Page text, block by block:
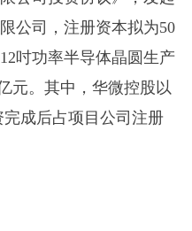
公司，注册资本拟为50
吋功率半导体晶圆生产
元。其中，华微控股以
成后占项目公司注册